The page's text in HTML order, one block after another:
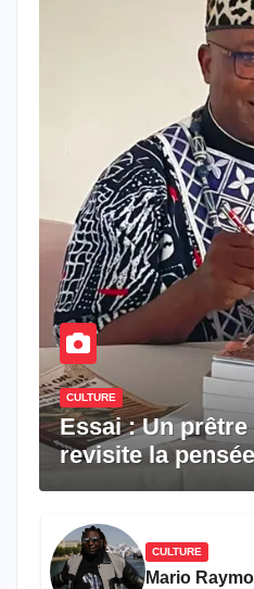
CULTURE
Essai : Un
revisite la
CULTURE
Mario